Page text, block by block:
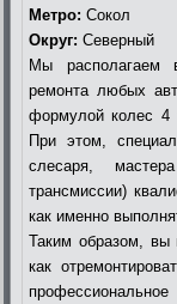
Метро: Сокол
Округ: Северный
Мы располагаем
ремонта любых
формулой колес 4
При этом,
слесаря,
трансмиссии)
как именно
Таким образом, вы
как